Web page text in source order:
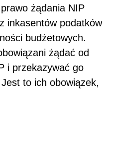
żądania NIP
inkasentów podatków
budżetowych.
żądać od
i przekazywać go
to ich obowiązek,